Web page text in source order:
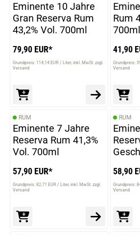
Eminente 10 Jahre
Gran Reserva Rum
43,2% Vol. 700ml
79,90 EUR*
Grundpreis: 114,14 EUR / Liter inkl. MwSt. zzgl.
Versand
Rum
700ml
41,90
Grundpreis:
Versand
RUM
Eminente 7 Jahre
Reserva Rum 41,3%
Vol. 700ml
57,90 EUR*
Grundpreis: 82,71 EUR / Liter inkl. MwSt. zzgl.
Versand
RUM
58,90
Grundpreis:
Versand